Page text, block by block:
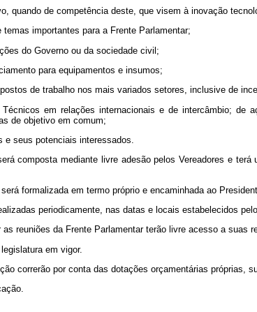
quando de competência deste, que visem à inovação
importantes para a Frente Parlamentar;
do Governo ou da sociedade civil;
para equipamentos e insumos;
de trabalho nos mais variados setores, inclusive de
em relações internacionais e de intercâmbio;
de objetivo em comum;
seus potenciais interessados.
composta mediante livre adesão pelos Vereadores e
formalizada em termo próprio e encaminhada ao
periodicamente, nas datas e locais estabelecidos
reuniões da Frente Parlamentar terão livre acesso a suas
em vigor.
correrão por conta das dotações orçamentárias próprias,